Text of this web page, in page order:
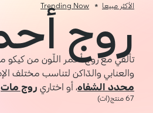
الأكثر مبيعا Trending Now
روج
تألّقي مع روج أحمر اللّون من كيكو
والعنابي والدّاكن لتناسب مختلف
محدد الشفاه، أو اختاري روج مات
67 منتج(ات)